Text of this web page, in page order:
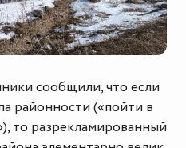
сообщили, что если
районности («пойти в
то разрекламированный